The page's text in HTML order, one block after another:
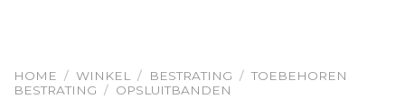
HOME / WINKEL / BESTRATING / TOEBEHOREN
BESTRATING / OPSLUITBANDEN